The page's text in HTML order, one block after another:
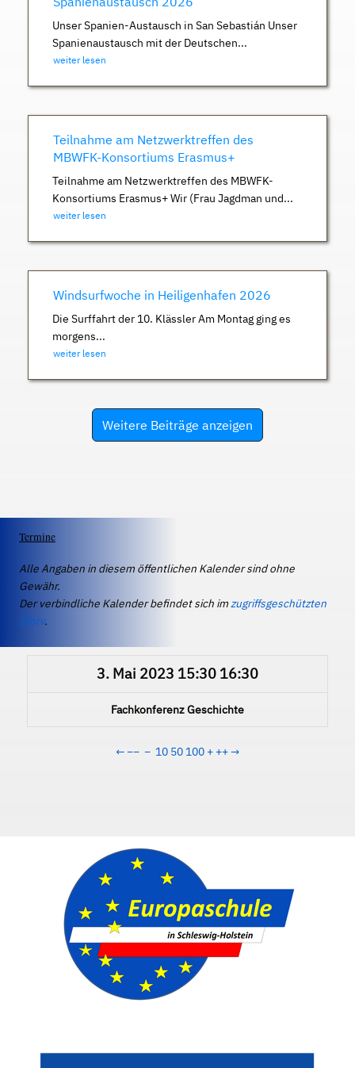
Unser Spanien-Austausch in San Sebastián Unser
Spanienaustausch mit der Deutschen...
weiter lesen
Teilnahme am Netzwerktreffen des
MBWFK-Konsortiums Erasmus+
Teilnahme am Netzwerktreffen des MBWFK-
Konsortiums Erasmus+ Wir (Frau Jagdman und...
weiter lesen
Windsurfwoche in Heiligenhafen 2026
Die Surffahrt der 10. Klässler Am Montag ging es
morgens...
weiter lesen
Weitere Beiträge anzeigen
Termine
Alle Angaben in diesem öffentlichen Kalender sind ohne
Gewähr.
Der verbindliche Kalender befindet sich imzugriffsgeschützten
IServ.
3. Mai 2023 15:30 16:30
Fachkonferenz Geschichte
← −− − 10 50 100 + ++→